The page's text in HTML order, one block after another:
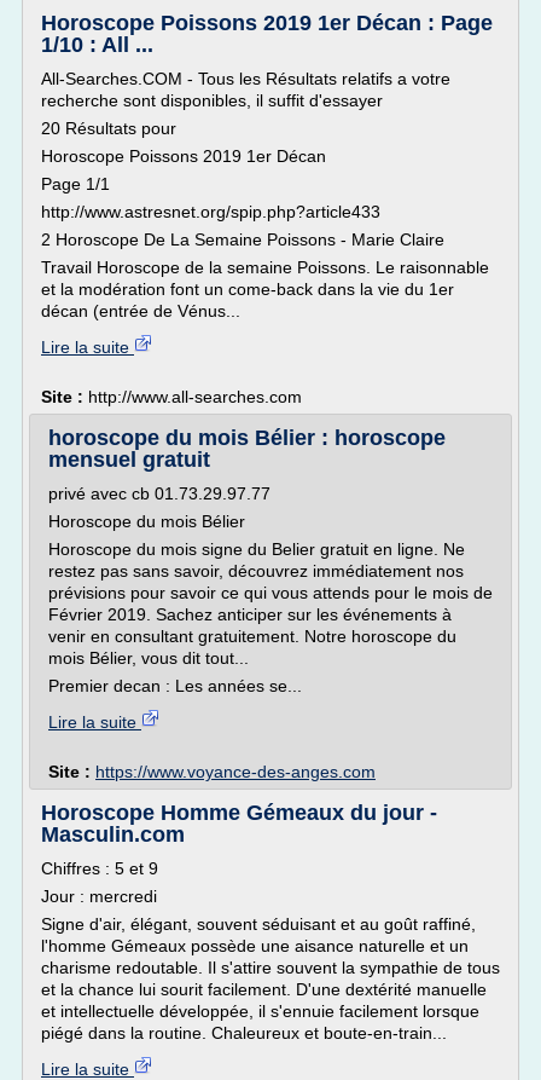
Horoscope Poissons 2019 1er Décan : Page
1/10 : All ...
All-Searches.COM - Tous les Résultats relatifs a votre
recherche sont disponibles, il suffit d'essayer
20 Résultats pour
Horoscope Poissons 2019 1er Décan
Page 1/1
http://www.astresnet.org/spip.php?article433
2 Horoscope De La Semaine Poissons - Marie Claire
Travail Horoscope de la semaine Poissons. Le raisonnable
et la modération font un come-back dans la vie du 1er
décan (entrée de Vénus...
Lire la suite
Site : http://www.all-searches.com
horoscope du mois Bélier : horoscope
mensuel gratuit
privé avec cb 01.73.29.97.77
Horoscope du mois Bélier
Horoscope du mois signe du Belier gratuit en ligne. Ne
restez pas sans savoir, découvrez immédiatement nos
prévisions pour savoir ce qui vous attends pour le mois de
Février 2019. Sachez anticiper sur les événements à
venir en consultant gratuitement. Notre horoscope du
mois Bélier, vous dit tout...
Premier decan : Les années se...
Lire la suite
Site : https://www.voyance-des-anges.com
Horoscope Homme Gémeaux du jour -
Masculin.com
Chiffres : 5 et 9
Jour : mercredi
Signe d'air, élégant, souvent séduisant et au goût raffiné,
l'homme Gémeaux possède une aisance naturelle et un
charisme redoutable. Il s'attire souvent la sympathie de tous
et la chance lui sourit facilement. D'une dextérité manuelle
et intellectuelle développée, il s'ennuie facilement lorsque
piégé dans la routine. Chaleureux et boute-en-train...
Lire la suite